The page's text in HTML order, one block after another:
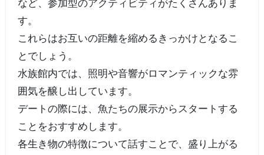
など、参加型のアクティビティがたくさんありま
す。
これらはお互いの距離を縮めるきっかけとなるこ
とでしょう。
水族館内では、照明や音響がロマンティックな雰
囲気を醸し出しています。
デートの際には、魚たちの展示からスタートする
ことをおすすめします。
各生き物の特徴について話すことで、盛り上がる